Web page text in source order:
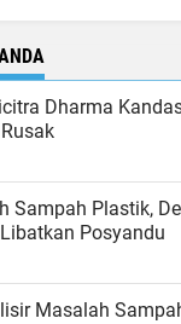
Dharma
Sampah Plastik,
Posyandu
Masalah